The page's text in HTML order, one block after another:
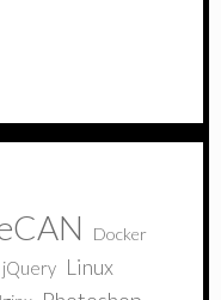
Docker
jQuery Linux